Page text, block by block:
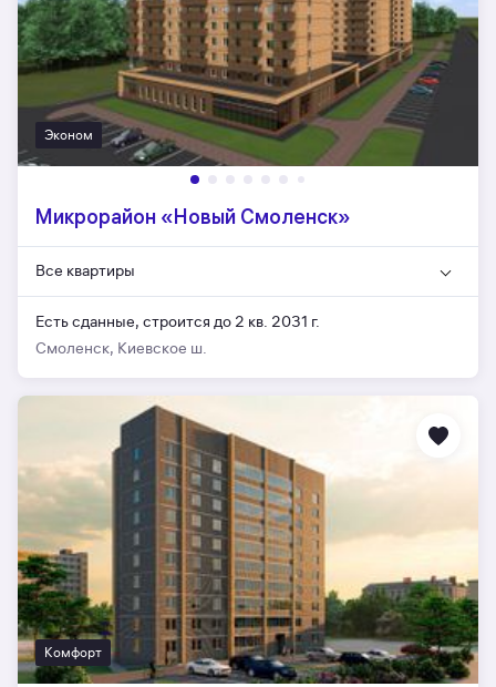
Эконом
Микрорайон «Новый Смоленск»
Все квартиры
Есть сданные, строится до 2 кв. 2031 г.
Смоленск, Киевское ш.
Комфорт